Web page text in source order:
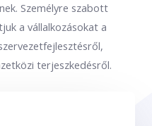
Személyre szabott
a vállalkozásokat a
terjeszkedésről.